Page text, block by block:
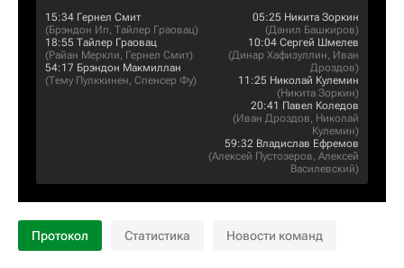
15:34 Гернел Смит
(Брэндон Ип, Тайлер Граовац)
18:55 Тайлер Граовац
(Райан Меркли, Гернел Смит)
54:17 Брэндон Макмиллан
(Тему Пулккинен, Спенсер Фу)
05:25 Никита Зоркин
(Данил Башкиров)
10:04 Сергей Шмелев
(Динар Хафизуллин, Иван
Дроздов)
11:25 Николай Кулемин
(Никита Зоркин)
20:41 Павел Коледов
(Иван Дроздов, Николай
Кулемин)
59:32 Владислав Ефремов
(Алексей Пустозеров, Алексей
Василевский)
Протокол Статистика Новости команд